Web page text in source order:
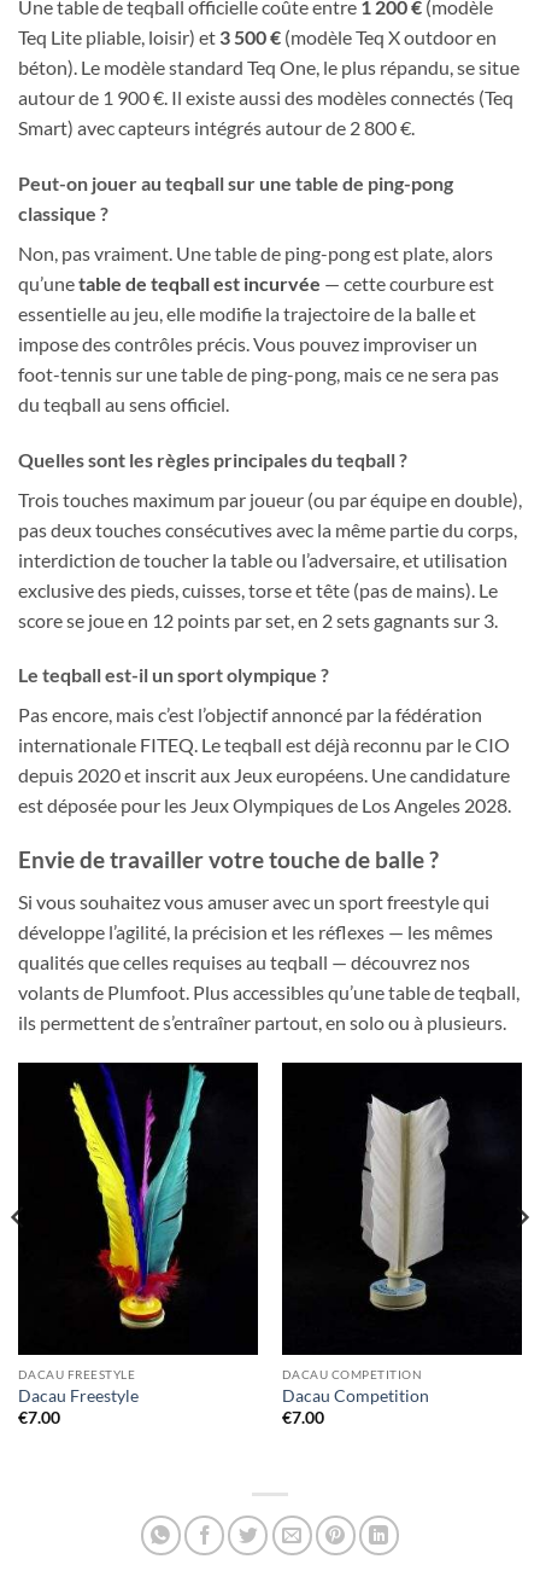
Une table de teqball officielle coûte entre 1 200 € (modèle
Teq Lite pliable, loisir) et 3 500 € (modèle Teq X outdoor en
béton). Le modèle standard Teq One, le plus répandu, se situe
autour de 1 900 €. Il existe aussi des modèles connectés (Teq
Smart) avec capteurs intégrés autour de 2 800 €.
Peut-on jouer au teqball sur une table de ping-pong
classique ?
Non, pas vraiment. Une table de ping-pong est plate, alors
qu’unetable de teqball est incurvée — cette courbure est
essentielle au jeu, elle modifie la trajectoire de la balle et
impose des contrôles précis. Vous pouvez improviser un
foot-tennis sur une table de ping-pong, mais ce ne sera pas
du teqball au sens officiel.
Quelles sont les règles principales du teqball ?
Trois touches maximum par joueur (ou par équipe en double),
pas deux touches consécutives avec la même partie du corps,
interdiction de toucher la table ou l’adversaire, et utilisation
exclusive des pieds, cuisses, torse et tête (pas de mains). Le
score se joue en 12 points par set, en 2 sets gagnants sur 3.
Le teqball est-il un sport olympique ?
Pas encore, mais c’est l’objectif annoncé par la fédération
internationale FITEQ. Le teqball est déjà reconnu par le CIO
depuis 2020 et inscrit aux Jeux européens. Une candidature
est déposée pour les Jeux Olympiques de Los Angeles 2028.
Envie de travailler votre touche de balle ?
Si vous souhaitez vous amuser avec un sport freestyle qui
développe l’agilité, la précision et les réflexes — les mêmes
qualités que celles requises au teqball — découvrez nos
volants de Plumfoot. Plus accessibles qu’une table de teqball,
ils permettent de s’entraîner partout, en solo ou à plusieurs.
DACAU FREESTYLE
Dacau Freestyle
€7.00
DACAU COMPETITION
Dacau Competition
€7.00